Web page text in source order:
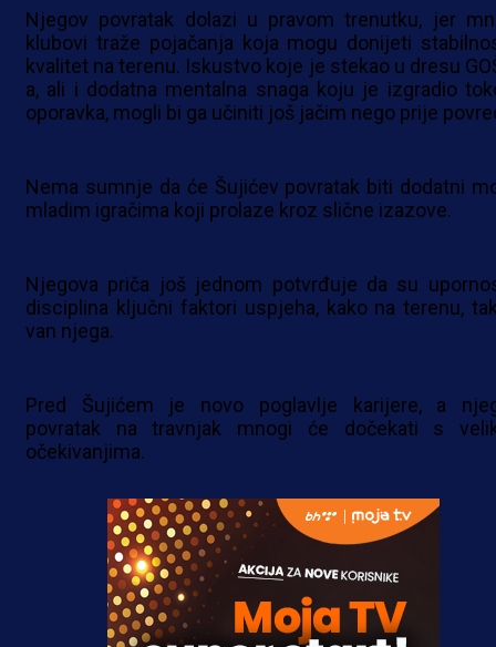
Njegov povratak dolazi u pravom trenutku, jer
klubovi traže pojačanja koja mogu donijeti
kvalitet na terenu. Iskustvo koje je stekao u dresu
a, ali i dodatna mentalna snaga koju je izgradio
oporavka, mogli bi ga učiniti još jačim nego prije
Nema sumnje da će Šujićev povratak biti dodatni
mladim igračima koji prolaze kroz slične izazove.
Njegova priča još jednom potvrđuje da su
disciplina ključni faktori uspjeha, kako na terenu,
van njega.
Pred Šujićem je novo poglavlje karijere, a
povratak na travnjak mnogi će dočekati s
očekivanjima.